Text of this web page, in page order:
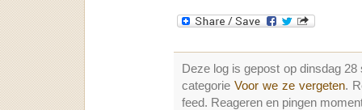
Deze log is gepost op dinsdag
categorieVoor we ze vergeten.
feed. Reageren en pingen